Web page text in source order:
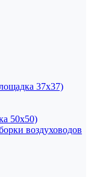
37х37)
50х50)
воздуховодов